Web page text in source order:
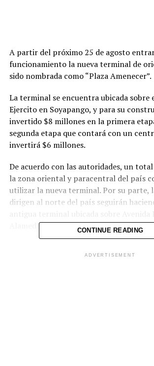
A partir del próximo 25 de agosto
funcionamiento la nueva terminal de
sido nombrada como “Plaza Amenecer”.
La terminal se encuentra ubicada sobre
Ejercito en Soyapango, y para su
invertido $8 millones en la primera
segunda etapa que contará con un
invertirá $6 millones.
De acuerdo con las autoridades, un
la zona oriental y paracentral del país
utilizar la nueva terminal. Por su parte,
dirigen al norte del país seguirán
Alameda Juan Pablo II.
(SUTRANS), indicó que 114
CONTINUE READING
ADVERTISEMENT